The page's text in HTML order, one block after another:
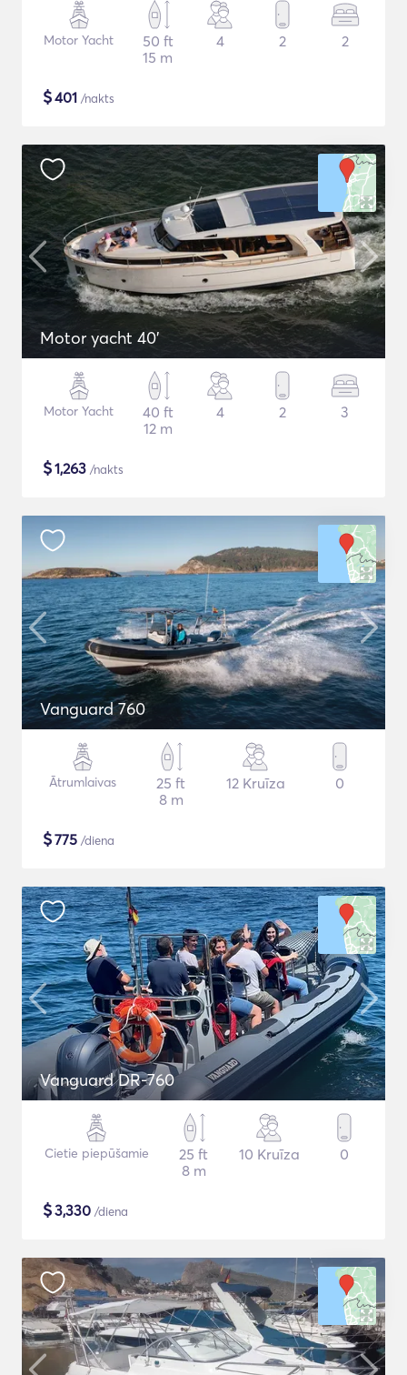
Motor Yacht
50 ft
15 m
4 2 2
$401 /nakts
Motor yacht 40'
Motor Yacht
40 ft
12 m
4 2 3
$1,263 /nakts
Vanguard 760
Ātrumlaivas
25 ft
8 m
12 Kruīza 0
$775 /diena
Vanguard DR-760
Cietie piepūšamie
25 ft
8 m
10 Kruīza 0
$3,330 /diena